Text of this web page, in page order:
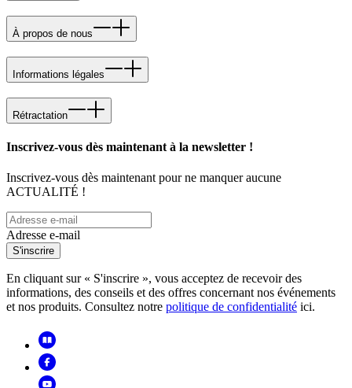
À propos de nous
Informations légales
Rétractation
Inscrivez-vous dès maintenant à la newsletter !
Inscrivez-vous dès maintenant pour ne manquer aucune
ACTUALITÉ !
Adresse e-mail
S'inscrire
En cliquant sur « S'inscrire », vous acceptez de recevoir des
informations, des conseils et des offres concernant nos événements
et nos produits. Consultez notre politique de confidentialité ici.